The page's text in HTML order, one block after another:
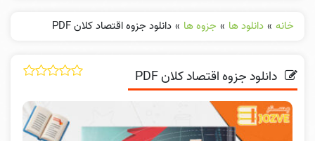
خانه » دانلود ها » جزوه ها » دانلود جزوه اقتصاد کلان PDF
دانلود جزوه اقتصاد کلان PDF